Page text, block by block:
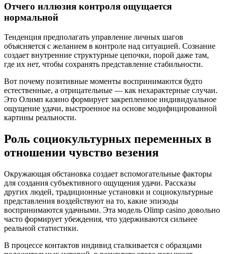
Отчего иллюзия контроля ощущается
нормальной
Тенденция предполагать управление личных шагов
объясняется с желанием в контроле над ситуацией. Сознание
создает внутренние структурные цепочки, порой даже там,
где их нет, чтобы сохранять представление стабильности.
Вот почему позитивные моменты воспринимаются будто
естественные, а отрицательные — как нехарактерные случаи.
Это Олимп казино формирует закрепленное индивидуальное
ощущение удачи, выстроенное на основе модифицированной
картины реальности.
Роль социокультурных переменных в
отношении чувство везения
Окружающая обстановка создает вспомогательные факторы
для создания субъективного ощущения удачи. Рассказы
других людей, традиционные установки и социокультурные
представления воздействуют на то, какие эпизоды
воспринимаются удачными. Эта модель Olimp casino довольно
часто формирует убеждения, что удерживаются сильнее
реальной статистики.
В процессе контактов индивид сталкивается с образцами